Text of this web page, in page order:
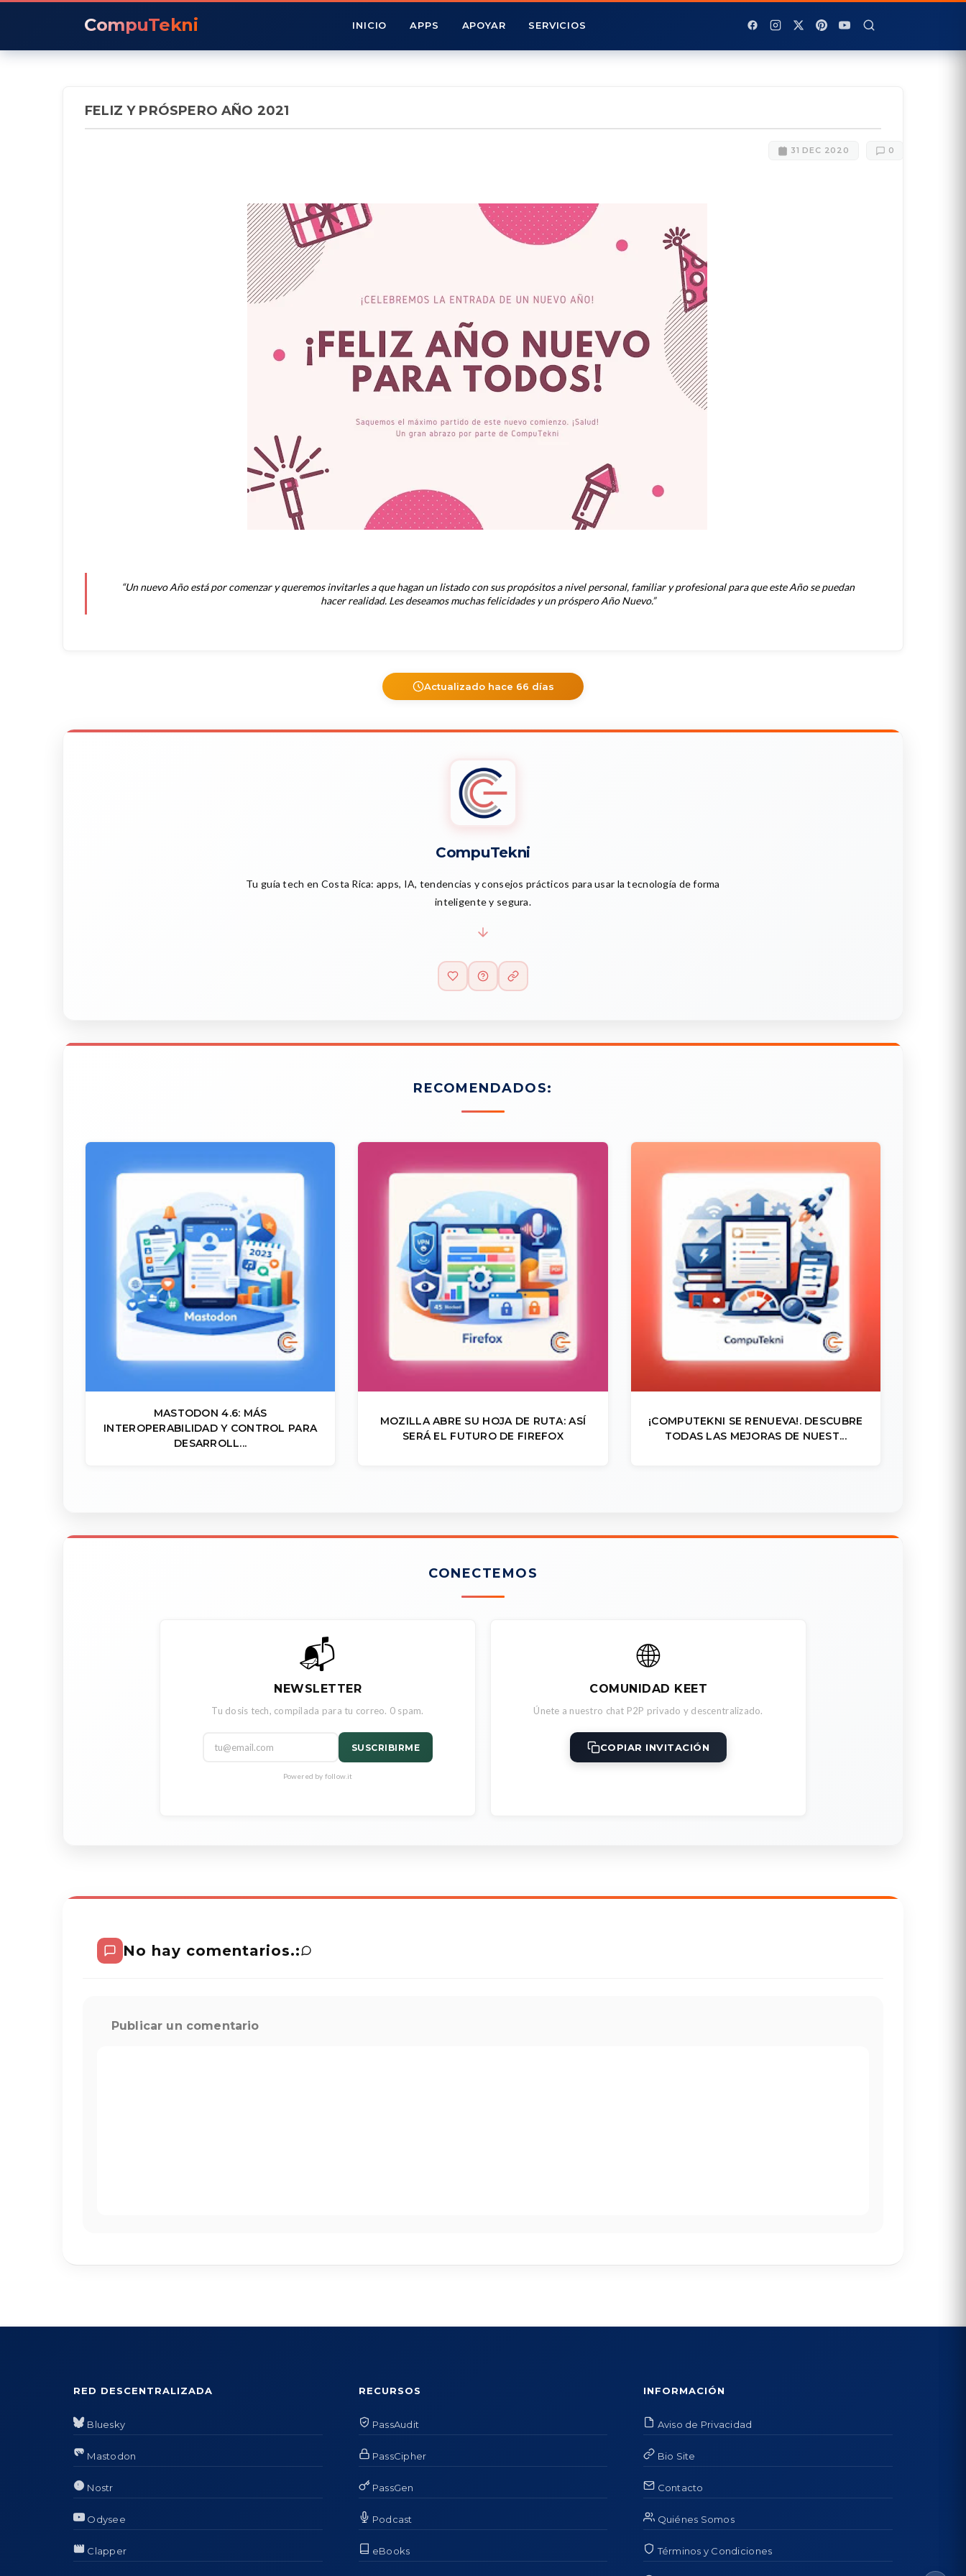
CompuTekni INICIO APPS APOYAR SERVICIOS
FELIZ Y PRÓSPERO AÑO 2021
31 DEC 2020 0
“Un nuevo Año está por comenzar y queremos invitarles a que hagan un listado con sus propósitos a nivel personal, familiar y profesional para que este Año se puedan
hacer realidad. Les deseamos muchas felicidades y un próspero Año Nuevo.”
Actualizado hace 66 días
CompuTekni
Tu guía tech en Costa Rica: apps, IA, tendencias y consejos prácticos para usar la tecnología de forma
inteligente y segura.
RECOMENDADOS:
MASTODON 4.6: MÁS
INTEROPERABILIDAD Y CONTROL PARA
DESARROLL...
MOZILLA ABRE SU HOJA DE RUTA: ASÍ
SERÁ EL FUTURO DE FIREFOX
¡COMPUTEKNI SE RENUEVA!. DESCUBRE
TODAS LAS MEJORAS DE NUEST...
CONECTEMOS
📬
NEWSLETTER
Tu dosis tech, compilada para tu correo. 0 spam.
SUSCRIBIRME
Powered by follow.it
🌐
COMUNIDAD KEET
Únete a nuestro chat P2P privado y descentralizado.
COPIAR INVITACIÓN
No hay comentarios.:
Publicar un comentario
RED DESCENTRALIZADA
Bluesky
Mastodon
Nostr
Odysee
Clapper
RECURSOS
PassAudit
PassCipher
PassGen
Podcast
eBooks
INFORMACIÓN
Aviso de Privacidad
Bio Site
Contacto
Quiénes Somos
Términos y Condiciones